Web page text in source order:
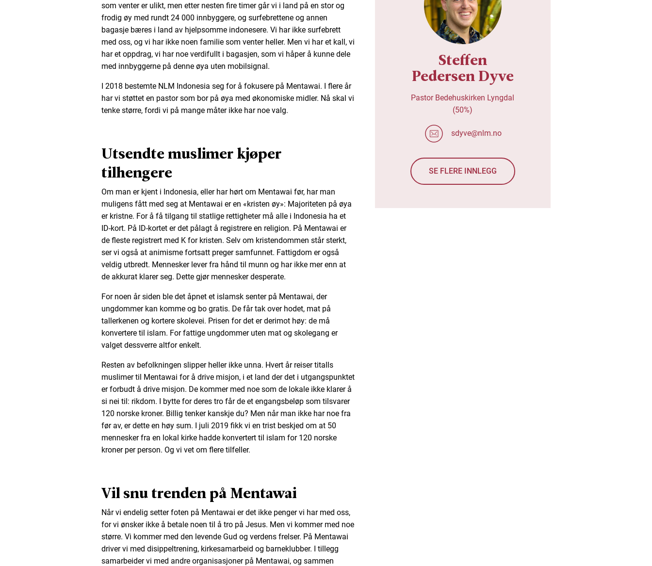
som venter er ulikt, men etter nesten fire timer går vi i land på en stor og
frodig øy med rundt 24 000 innbyggere, og surfebrettene og annen
bagasje bæres i land av hjelpsomme indonesere. Vi har ikke surfebrett
med oss, og vi har ikke noen familie som venter heller. Men vi har et kall, vi
har et oppdrag, vi har noe verdifullt i bagasjen, som vi håper å kunne dele
med innbyggerne på denne øya uten mobilsignal.
I 2018 bestemte NLM Indonesia seg for å fokusere på Mentawai. I flere år
har vi støttet en pastor som bor på øya med økonomiske midler. Nå skal vi
tenke større, fordi vi på mange måter ikke har noe valg.
Utsendte muslimer kjøper
tilhengere
Om man er kjent i Indonesia, eller har hørt om Mentawai før, har man
muligens fått med seg at Mentawai er en «kristen øy»: Majoriteten på øya
er kristne. For å få tilgang til statlige rettigheter må alle i Indonesia ha et
ID-kort. På ID-kortet er det pålagt å registrere en religion. På Mentawai er
de fleste registrert med K for kristen. Selv om kristendommen står sterkt,
ser vi også at animisme fortsatt preger samfunnet. Fattigdom er også
veldig utbredt. Mennesker lever fra hånd til munn og har ikke mer enn at
de akkurat klarer seg. Dette gjør mennesker desperate.
For noen år siden ble det åpnet et islamsk senter på Mentawai, der
ungdommer kan komme og bo gratis. De får tak over hodet, mat på
tallerkenen og kortere skolevei. Prisen for det er derimot høy: de må
konvertere til islam. For fattige ungdommer uten mat og skolegang er
valget dessverre altfor enkelt.
Resten av befolkningen slipper heller ikke unna. Hvert år reiser titalls
muslimer til Mentawai for å drive misjon, i et land der det i utgangspunktet
er forbudt å drive misjon. De kommer med noe som de lokale ikke klarer å
si nei til: rikdom. I bytte for deres tro får de et engangsbeløp som tilsvarer
120 norske kroner. Billig tenker kanskje du? Men når man ikke har noe fra
før av, er dette en høy sum. I juli 2019 fikk vi en trist beskjed om at 50
mennesker fra en lokal kirke hadde konvertert til islam for 120 norske
kroner per person. Og vi vet om flere tilfeller.
Vil snu trenden på Mentawai
Når vi endelig setter foten på Mentawai er det ikke penger vi har med oss,
for vi ønsker ikke å betale noen til å tro på Jesus. Men vi kommer med noe
større. Vi kommer med den levende Gud og verdens frelser. På Mentawai
driver vi med disippeltrening, kirkesamarbeid og barneklubber. I tillegg
samarbeider vi med andre organisasjoner på Mentawai, og sammen
Steffen
Pedersen Dyve
Pastor Bedehuskirken Lyngdal
(50%)
sdyve@nlm.no
SE FLERE INNLEGG